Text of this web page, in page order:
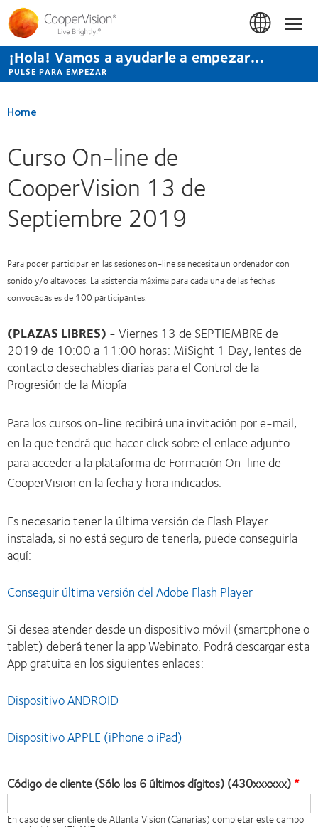
Pasar
contenido
principal
¡Hola! Vamos a ayudarle a empezar...
PULSE PARA EMPEZAR
Home
Curso On-line de
CooperVision 13 de
Septiembre 2019
Para poder participar en las sesiones on-line se necesita un ordenador con
sonido y/o altavoces. La asistencia máxima para cada una de las fechas
convocadas es de 100 participantes.
(PLAZAS LIBRES) - Viernes 13 de SEPTIEMBRE de
2019 de 10:00 a 11:00 horas: MiSight 1 Day, lentes de
contacto desechables diarias para el Control de la
Progresión de la Miopía
Para los cursos on-line recibirá una invitación por e-mail,
en la que tendrá que hacer click sobre el enlace adjunto
para acceder a la plataforma de Formación On-line de
CooperVision en la fecha y hora indicados.
Es necesario tener la última versión de Flash Player
instalada, si no está seguro de tenerla, puede conseguirla
aquí:
Conseguir última versión del Adobe Flash Player
Si desea atender desde un dispositivo móvil (smartphone o
tablet) deberá tener la app Webinato. Podrá descargar esta
App gratuita en los siguientes enlaces:
Dispositivo ANDROID
Dispositivo APPLE (iPhone o iPad)
Código de cliente (Sólo los 6 últimos dígitos) (430xxxxxx)
En caso de ser cliente de Atlanta Vision (Canarias) completar este campo